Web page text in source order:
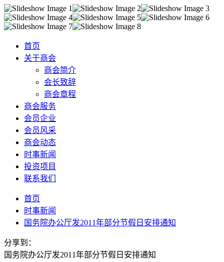
首页
关于商会
商会简介
会长致辞
商会章程
商会服务
会员企业
会员风采
商会动态
时事新闻
投资项目
联系我们
首页
时事新闻
国务院办公厅发2011年部分节假日安排通知
分享到：
国务院办公厅发2011年部分节假日安排通知